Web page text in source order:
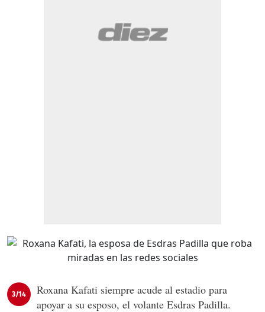
3/14
Roxana Kafati siempre acude al estadio para
apoyar a su esposo, el volante Esdras Padilla.